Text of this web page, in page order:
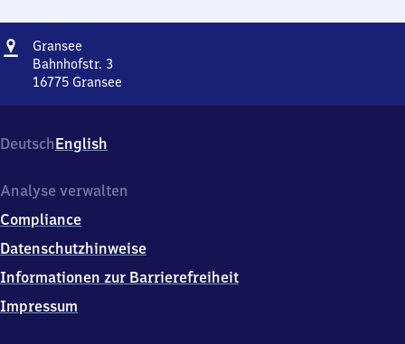
Adresse
Gransee
Bahnhofstr. 3
16775 Gransee
3,
1
7
5
Gransee
DeutschEnglish
Analyse verwalten
Compliance
Datenschutzhinweise
Informationen zur Barrierefreiheit
Impressum